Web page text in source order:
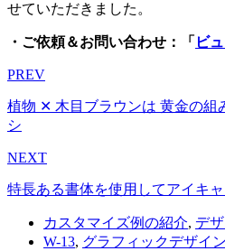
せていただきました。
・ご依頼＆お問い合わせ：「 ビ
PREV
植物 ✕ 木目ブラウンは 黄金の組
シ
NEXT
特長ある書体を使用してアイキ
カスタマイズ例の紹介, デ
W-13, グラフィックデザイン